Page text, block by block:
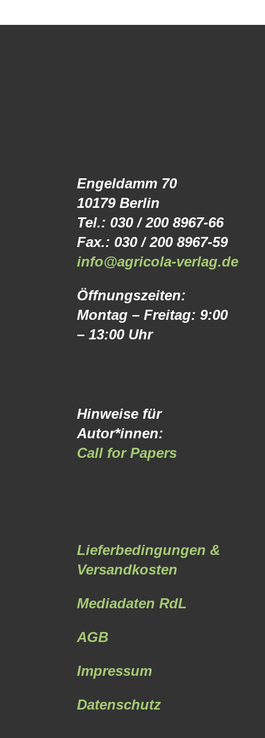
Engeldamm 70
10179 Berlin
Tel.: 030 / 200 8967-66
Fax.: 030 / 200 8967-59
info@agricola-verlag.de
Öffnungszeiten:
Montag – Freitag: 9:00
– 13:00 Uhr
Hinweise für
Autor*innen:
Call for Papers
Lieferbedingungen &
Versandkosten
Mediadaten RdL
AGB
Impressum
Datenschutz